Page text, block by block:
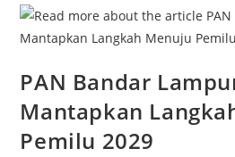
Warga
Korban
Angin
Puting
PAN Bandar
Mantapkan
Pemilu 2029